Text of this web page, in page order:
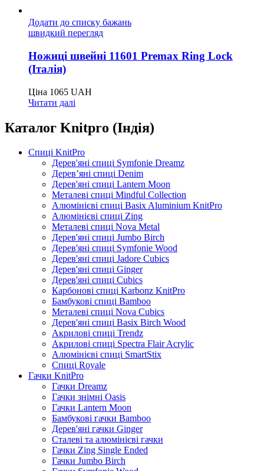
Додати до списку бажань
швидкий перегляд
Ножиці швейні 11601 Premax Ring Lock
(Італія)
Ціна 1065 UAH
Читати далі
Каталог Knitpro (Індія)
Спиці KnitPro
Дерев'яні спиці Symfonie Dreamz
Дерев’яні спиці Denim
Дерев'яні спиці Lantern Moon
Металеві спиці Mindful Collection
Алюмінієві спиці Basix Aluminium KnitPro
Алюмінієві спиці Zing
Металеві спиці Nova Metal
Дерев'яні спиці Jumbo Birch
Дерев'яні спиці Symfonie Wood
Дерев'яні спиці Jadore Cubics
Дерев'яні спиці Ginger
Дерев'яні спиці Cubics
Карбонові спиці Karbonz KnitPro
Бамбукові спиці Bamboo
Металеві спиці Nova Cubics
Дерев'яні спиці Basix Birch Wood
Акрилові спиці Trendz
Акрилові спиці Spectra Flair Acrylic
Алюмінієві спиці SmartStix
Спиці Royale
Гачки KnitPro
Гачки Dreamz
Гачки знімні Oasis
Гачки Lantern Moon
Бамбукові гачки Bamboo
Дерев'яні гачки Ginger
Сталеві та алюмінієві гачки
Гачки Zing Single Ended
Гачки Jumbo Birch